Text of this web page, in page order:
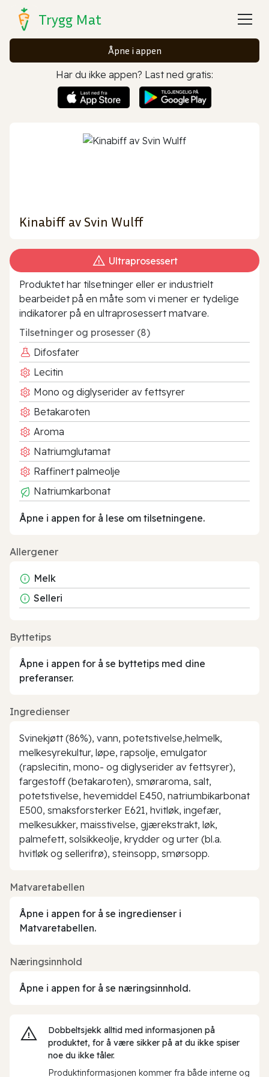
Trygg Mat
Åpne i appen
Har du ikke appen? Last ned gratis:
Kinabiff av Svin Wulff
Ultraprosessert
Produktet har tilsetninger eller er industrielt
bearbeidet på en måte som vi mener er tydelige
indikatorer på en ultraprosessert matvare.
Tilsetninger og prosesser (8)
Difosfater
Lecitin
Mono og diglyserider av fettsyrer
Betakaroten
Aroma
Natriumglutamat
Raffinert palmeolje
Natriumkarbonat
Åpne i appen for å lese om tilsetningene.
Allergener
Melk
Selleri
Byttetips
Åpne i appen for å se byttetips med dine
preferanser.
Ingredienser
Svinekjøtt (86%), vann, potetstivelse,helmelk,
melkesyrekultur, løpe, rapsolje, emulgator
(rapslecitin, mono- og diglyserider av fettsyrer),
fargestoff (betakaroten), smøraroma, salt,
potetstivelse, hevemiddel E450, natriumbikarbonat
E500, smaksforsterker E621, hvitløk, ingefær,
melkesukker, maisstivelse, gjærekstrakt, løk,
palmefett, solsikkeolje, krydder og urter (bl.a.
hvitløk og sellerifrø), steinsopp, smørsopp.
Matvaretabellen
Åpne i appen for å se ingredienser i
Matvaretabellen.
Næringsinnhold
Åpne i appen for å se næringsinnhold.
Dobbeltsjekk alltid med informasjonen på
produktet, for å være sikker på at du ikke spiser
noe du ikke tåler.
Produktinformasjonen kommer fra både interne og